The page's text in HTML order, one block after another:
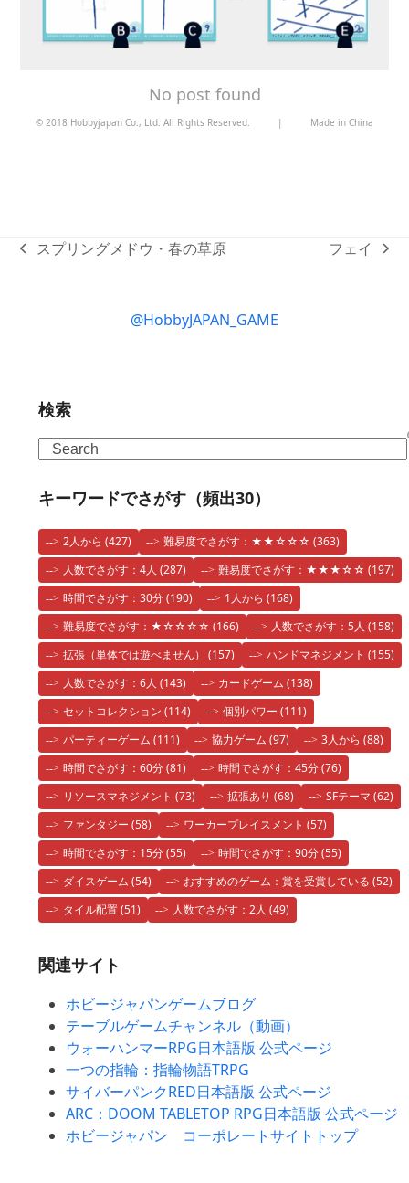
No post found
© 2018 Hobbyjapan Co., Ltd. All Rights Reserved. | Made in China
previous
スプリングメドウ・春の草原
next
フェイ
@HobbyJAPAN_GAME
検索
Search
キーワードでさがす（頻出30）
2人から (427) 難易度でさがす：★★☆☆☆ (363)
人数でさがす：4人 (287) 難易度でさがす：★★★☆☆ (197)
時間でさがす：30分(190) 1人から (168)
難易度でさがす：★☆☆☆☆ (166) 人数でさがす：5人 (158)
拡張（単体では遊べません） (157) ハンドマネジメント (155)
人数でさがす：6人 (143) カードゲーム (138)
セットコレクション (114) 個別パワー (111)
パーティーゲーム (111) 協力ゲーム (97) 3人から (88)
時間でさがす：60分(81) 時間でさがす：45分(76)
リソースマネジメント (73) 拡張あり (68) SFテーマ (62)
ファンタジー (58) ワーカープレイスメント (57)
時間でさがす：15分(55) 時間でさがす：90分(55)
ダイスゲーム (54) おすすめのゲーム：賞を受賞している (52)
タイル配置(51) 人数でさがす：2人 (49)
関連サイト
ホビージャパンゲームブログ
テーブルゲームチャンネル（動画）
ウォーハンマーRPG日本語版 公式ページ
一つの指輪：指輪物語TRPG
サイバーパンクRED日本語版 公式ページ
ARC：DOOM TABLETOP RPG日本語版 公式ページ
ホビージャパン コーポレートサイトトップ